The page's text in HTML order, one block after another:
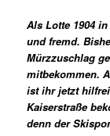
Als Lotte 1904
und fremd.
Mürzzuschlag
mitbekommen.
ist ihr jetzt
Kaiserstraße
denn der